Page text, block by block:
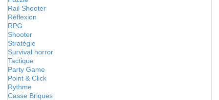
Rail Shooter
Réflexion
RPG
Shooter
Stratégie
Survival horror
Tactique
Party Game
Point & Click
Rythme
Casse Briques